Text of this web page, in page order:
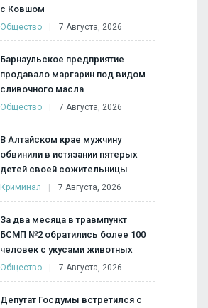
с Ковшом
Общество 7 Августа, 2026
Барнаульское предприятие
продавало маргарин под видом
сливочного масла
Общество 7 Августа, 2026
В Алтайском крае мужчину
обвинили в истязании пятерых
детей своей сожительницы
Криминал 7 Августа, 2026
За два месяца в травмпункт
БСМП №2 обратились более 100
человек с укусами животных
Общество 7 Августа, 2026
Депутат Госдумы встретился с